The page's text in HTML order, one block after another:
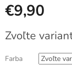
€9,90
cena:
Zvoľte
Farba